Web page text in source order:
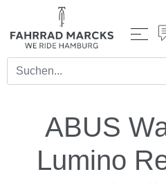
ABUS
Lumino